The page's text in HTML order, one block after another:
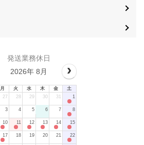
発送業務休日
2026年 8月
月 火 水 木 金
土
27 28 29 30 31 1
3 4 5 6 7 8
10 11 12 13 14 15
17 18 19 20 21 22